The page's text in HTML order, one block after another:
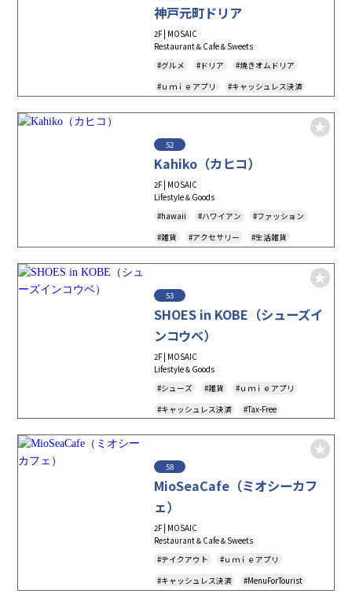
神戸元町ドリア
2F | MOSAIC
Restaurant＆Cafe＆Sweets
#グルメ
#ドリア
#焼きオムドリア
#ｕｍｉｅアプリ
#キャッシュレス決済
#フードデリバリー
52
Kahiko（カヒコ）
2F | MOSAIC
Lifestyle＆Goods
#hawaii
#ハワイアン
#ファッション
#雑貨
#アクセサリー
#生活雑貨
53
SHOES in KOBE（シューズイ
ンコウベ）
2F | MOSAIC
Lifestyle＆Goods
#シューズ
#雑貨
#ｕｍｉｅアプリ
#キャッシュレス決済
#Tax-Free
58
MioSeaCafe（ミオシーカフ
ェ）
2F | MOSAIC
Restaurant＆Cafe＆Sweets
#テイクアウト
#ｕｍｉｅアプリ
#キャッシュレス決済
#MenuForTourist